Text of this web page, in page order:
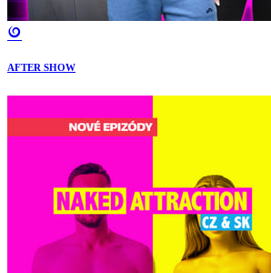
AFTER SHOW